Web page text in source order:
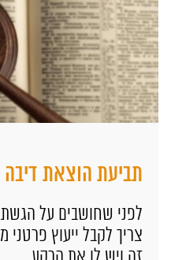
תביעת הוצאת דיבה
לפני שחושבים על
צריך לקבל ייעוץ פרטני